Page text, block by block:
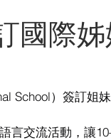
國際
School）簽訂姐
言交流活動，讓